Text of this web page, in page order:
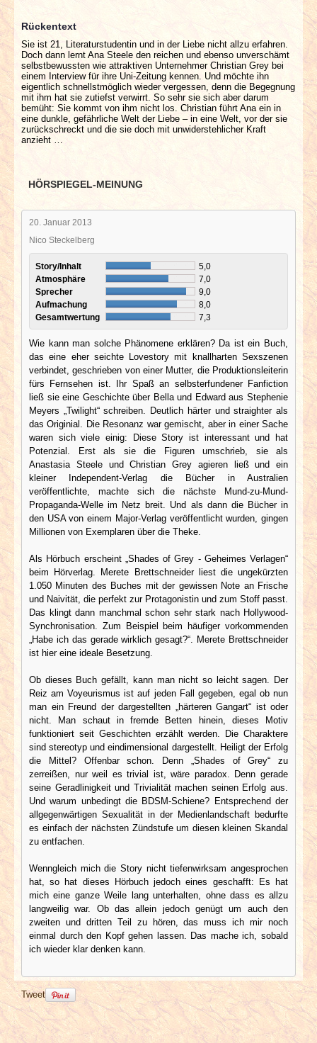
Rückentext
Sie ist 21, Literaturstudentin und in der Liebe nicht allzu erfahren.
Doch dann lernt Ana Steele den reichen und ebenso unverschämt
selbstbewussten wie attraktiven Unternehmer Christian Grey bei
einem Interview für ihre Uni-Zeitung kennen. Und möchte ihn
eigentlich schnellstmöglich wieder vergessen, denn die Begegnung
mit ihm hat sie zutiefst verwirrt. So sehr sie sich aber darum
bemüht: Sie kommt von ihm nicht los. Christian führt Ana ein in
eine dunkle, gefährliche Welt der Liebe – in eine Welt, vor der sie
zurückschreckt und die sie doch mit unwiderstehlicher Kraft
anzieht …
HÖRSPIEGEL-MEINUNG
20. Januar 2013
Nico Steckelberg
Story/Inhalt
5,0
Atmosphäre
7,0
Sprecher
9,0
Aufmachung
8,0
Gesamtwertung
7,3
Wie kann man solche Phänomene erklären? Da ist ein Buch,
das eine eher seichte Lovestory mit knallharten Sexszenen
verbindet, geschrieben von einer Mutter, die Produktionsleiterin
fürs Fernsehen ist. Ihr Spaß an selbsterfundener Fanfiction
ließ sie eine Geschichte über Bella und Edward aus Stephenie
Meyers „Twilight“ schreiben. Deutlich härter und straighter als
das Originial. Die Resonanz war gemischt, aber in einer Sache
waren sich viele einig: Diese Story ist interessant und hat
Potenzial. Erst als sie die Figuren umschrieb, sie als
Anastasia Steele und Christian Grey agieren ließ und ein
kleiner Independent-Verlag die Bücher in Australien
veröffentlichte, machte sich die nächste Mund-zu-Mund-
Propaganda-Welle im Netz breit. Und als dann die Bücher in
den USA von einem Major-Verlag veröffentlicht wurden, gingen
Millionen von Exemplaren über die Theke.
Als Hörbuch erscheint „Shades of Grey - Geheimes Verlagen“
beim Hörverlag. Merete Brettschneider liest die ungekürzten
1.050 Minuten des Buches mit der gewissen Note an Frische
und Naivität, die perfekt zur Protagonistin und zum Stoff passt.
Das klingt dann manchmal schon sehr stark nach Hollywood-
Synchronisation. Zum Beispiel beim häufiger vorkommenden
„Habe ich das gerade wirklich gesagt?“. Merete Brettschneider
ist hier eine ideale Besetzung.
Ob dieses Buch gefällt, kann man nicht so leicht sagen. Der
Reiz am Voyeurismus ist auf jeden Fall gegeben, egal ob nun
man ein Freund der dargestellten „härteren Gangart“ ist oder
nicht. Man schaut in fremde Betten hinein, dieses Motiv
funktioniert seit Geschichten erzählt werden. Die Charaktere
sind stereotyp und eindimensional dargestellt. Heiligt der Erfolg
die Mittel? Offenbar schon. Denn „Shades of Grey“ zu
zerreißen, nur weil es trivial ist, wäre paradox. Denn gerade
seine Geradlinigkeit und Trivialität machen seinen Erfolg aus.
Und warum unbedingt die BDSM-Schiene? Entsprechend der
allgegenwärtigen Sexualität in der Medienlandschaft bedurfte
es einfach der nächsten Zündstufe um diesen kleinen Skandal
zu entfachen.
Wenngleich mich die Story nicht tiefenwirksam angesprochen
hat, so hat dieses Hörbuch jedoch eines geschafft: Es hat
mich eine ganze Weile lang unterhalten, ohne dass es allzu
langweilig war. Ob das allein jedoch genügt um auch den
zweiten und dritten Teil zu hören, das muss ich mir noch
einmal durch den Kopf gehen lassen. Das mache ich, sobald
ich wieder klar denken kann.
Tweet